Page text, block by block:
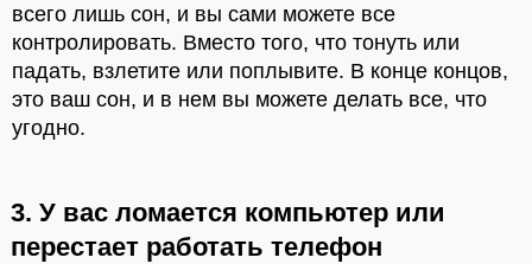
всего лишь сон, и вы сами можете все
контролировать. Вместо того, что тонуть или
падать, взлетите или поплывите. В конце концов,
это ваш сон, и в нем вы можете делать все, что
угодно.
3. У вас ломается компьютер или
перестает работать телефон